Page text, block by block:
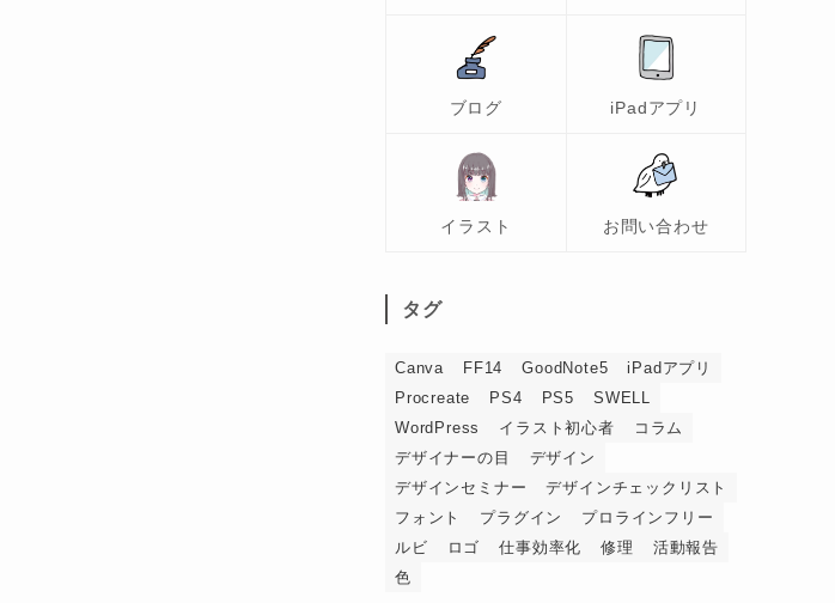
ブログ iPadアプリ
イラスト お問い合わせ
タグ
Canva FF14 GoodNote5
iPadアプリ
Procreate
PS4 PS5
SWELL
WordPress
イラスト初心者
コラム
デザイナーの目
デザイン
デザインセミナー
デザインチェックリスト
フォント
プラグイン
プロラインフリー
ルビ
ロゴ 仕事効率化 修理
活動報告
色